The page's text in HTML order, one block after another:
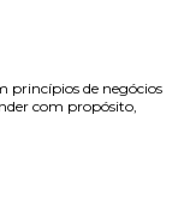
princípios de negócios
com propósito,